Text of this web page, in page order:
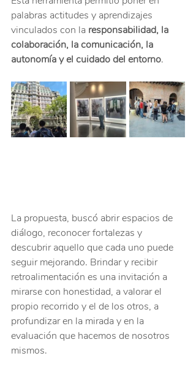
palabras actitudes y aprendizajes
vinculados con la responsabilidad, la
colaboración, la comunicación, la
autonomía y el cuidado del entorno.
La propuesta, buscó abrir espacios de
diálogo, reconocer fortalezas y
descubrir aquello que cada uno puede
seguir mejorando. Brindar y recibir
retroalimentación es una invitación a
mirarse con honestidad, a valorar el
propio recorrido y el de los otros, a
profundizar en la mirada y en la
evaluación que hacemos de nosotros
mismos.